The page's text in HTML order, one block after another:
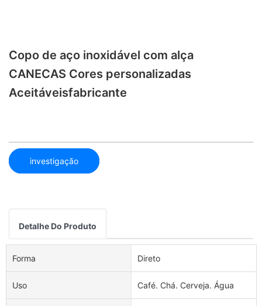
Copo de aço inoxidável com alça
CANECAS Cores personalizadas
Aceitáveisfabricante
investigação
Detalhe Do Produto
Forma Direto
Uso Café. Chá. Cerveja. Água